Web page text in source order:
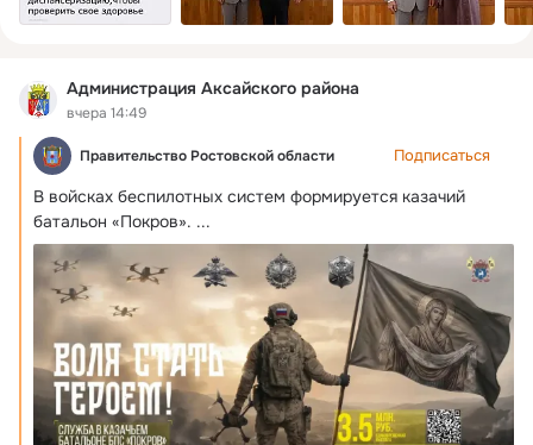
Администрация Аксайского района
вчера 14:49
Правительство Ростовской области Подписаться
В войсках беспилотных систем формируется казачий
батальон «Покров». ...
конфликтов;
-является оскорбительным для других пользователей или
оскорбление направлено в адрес конкретного лица;
-содержит размещение рекламы, ссылок на сторонние
ресурсы,
-голосовые сообщения,
-спам.